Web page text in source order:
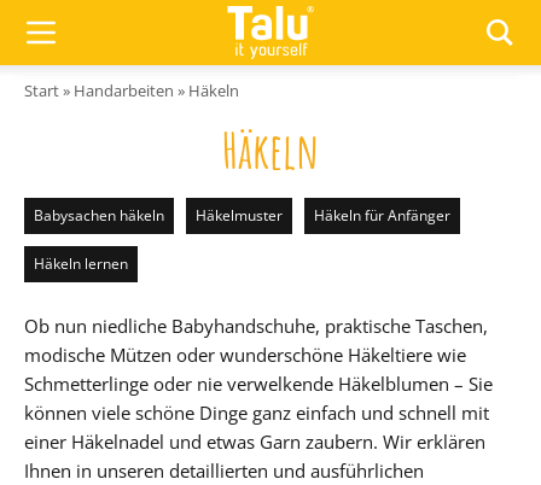
Start» Handarbeiten » Häkeln
Häkeln
Babysachen häkeln Häkelmuster Häkeln für Anfänger
Häkeln lernen
Ob nun niedliche Babyhandschuhe, praktische Taschen,
modische Mützen oder wunderschöne Häkeltiere wie
Schmetterlinge oder nie verwelkende Häkelblumen – Sie
können viele schöne Dinge ganz einfach und schnell mit
einer Häkelnadel und etwas Garn zaubern. Wir erklären
Ihnen in unseren detaillierten und ausführlichen